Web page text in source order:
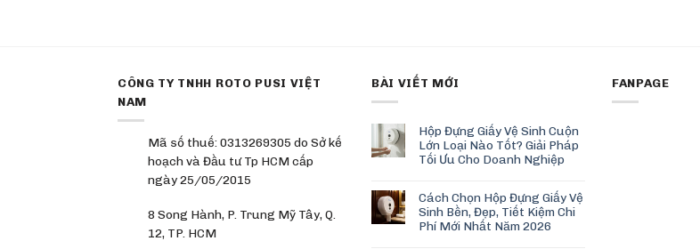
CÔNG TY TNHH ROTO PUSI VIỆT
NAM
Mã số thuế: 0313269305 do Sở kế
hoạch và Đầu tư Tp HCM cấp
ngày 25/05/2015
8 Song Hành, P. Trung Mỹ Tây, Q.
12, TP. HCM
BÀI VIẾT MỚI
Hộp Đựng Giấy Vệ Sinh Cuộn
Lớn Loại Nào Tốt? Giải Pháp
Tối Ưu Cho Doanh Nghiệp
Cách Chọn Hộp Đựng Giấy Vệ
Sinh Bền, Đẹp, Tiết Kiệm Chi
Phí Mới Nhất Năm 2026
FANPAGE